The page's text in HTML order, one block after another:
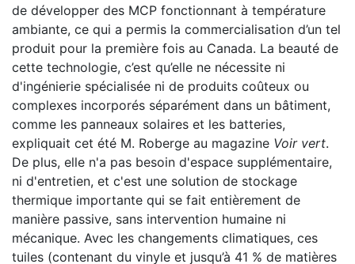
de développer des MCP fonctionnant à température
ambiante, ce qui a permis la commercialisation d’un tel
produit pour la première fois au Canada. La beauté de
cette technologie, c’est qu’elle ne nécessite ni
d'ingénierie spécialisée ni de produits coûteux ou
complexes incorporés séparément dans un bâtiment,
comme les panneaux solaires et les batteries,
expliquait cet été M. Roberge au magazine Voir vert.
De plus, elle n'a pas besoin d'espace supplémentaire,
ni d'entretien, et c'est une solution de stockage
thermique importante qui se fait entièrement de
manière passive, sans intervention humaine ni
mécanique. Avec les changements climatiques, ces
tuiles (contenant du vinyle et jusqu’à 41 % de matières